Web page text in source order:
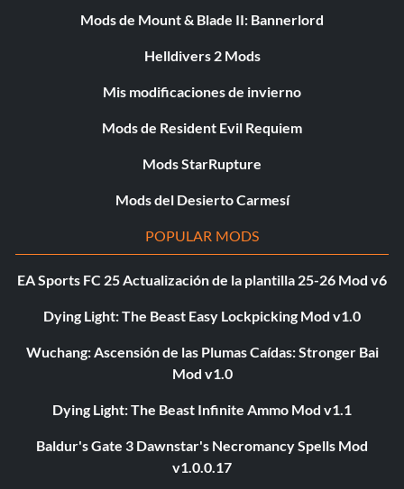
Mods de Mount & Blade II: Bannerlord
Helldivers 2 Mods
Mis modificaciones de invierno
Mods de Resident Evil Requiem
Mods StarRupture
Mods del Desierto Carmesí
POPULAR MODS
EA Sports FC 25 Actualización de la plantilla 25-26 Mod v6
Dying Light: The Beast Easy Lockpicking Mod v1.0
Wuchang: Ascensión de las Plumas Caídas: Stronger Bai
Mod v1.0
Dying Light: The Beast Infinite Ammo Mod v1.1
Baldur's Gate 3 Dawnstar's Necromancy Spells Mod
v1.0.0.17